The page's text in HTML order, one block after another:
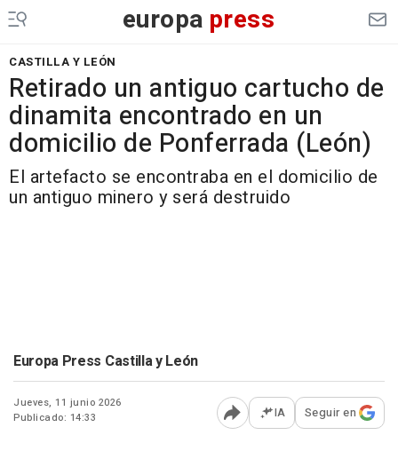
europa press
CASTILLA Y LEÓN
Retirado un antiguo cartucho de
dinamita encontrado en un
domicilio de Ponferrada (León)
El artefacto se encontraba en el domicilio de
un antiguo minero y será destruido
Europa Press Castilla y León
Jueves, 11 junio 2026
Publicado: 14:33
Abrir opciones para
IA Seguir en